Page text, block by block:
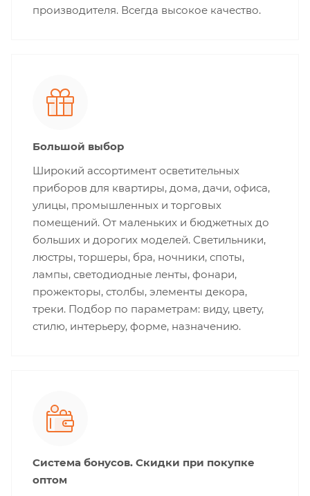
производителя. Всегда высокое качество.
Большой выбор
Широкий ассортимент осветительных
приборов для квартиры, дома, дачи, офиса,
улицы, промышленных и торговых
помещений. От маленьких и бюджетных до
больших и дорогих моделей. Светильники,
люстры, торшеры, бра, ночники, споты,
лампы, светодиодные ленты, фонари,
прожекторы, столбы, элементы декора,
треки. Подбор по параметрам: виду, цвету,
стилю, интерьеру, форме, назначению.
Система бонусов. Скидки при покупке
оптом